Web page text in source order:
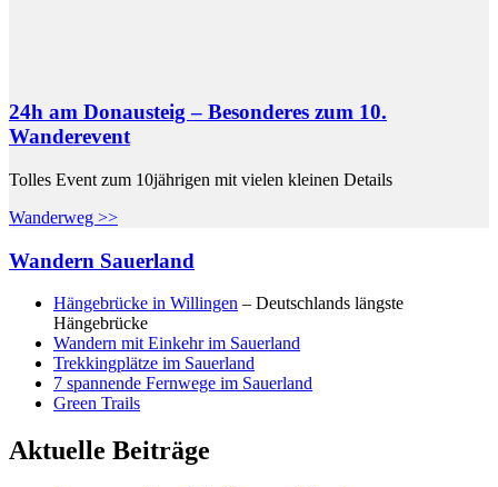
24h am Donausteig – Besonderes zum 10.
Wanderevent
Tolles Event zum 10jährigen mit vielen kleinen Details
Wanderweg >>
Wandern Sauerland
Hängebrücke in Willingen – Deutschlands längste
Hängebrücke
Wandern mit Einkehr im Sauerland
Trekkingplätze im Sauerland
7 spannende Fernwege im Sauerland
Green Trails
Aktuelle Beiträge